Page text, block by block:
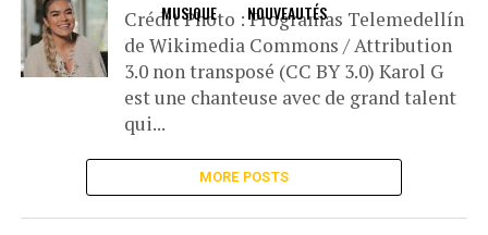
MUSIQUE NOUVEAUTÉS
Crédit Photo : Programas Telemedellín
de Wikimedia Commons / Attribution
3.0 non transposé (CC BY 3.0) Karol G
est une chanteuse avec de grand talent
qui...
MORE POSTS